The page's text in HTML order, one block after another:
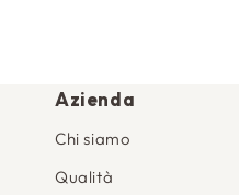
Azienda
Chi siamo
Qualità